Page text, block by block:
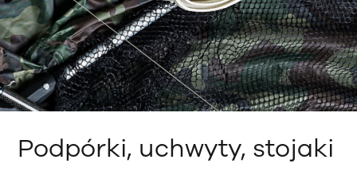
Podpórki, uchwyty, stojaki